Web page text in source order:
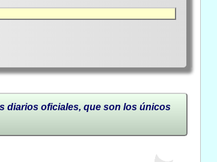
diarios oficiales, que son los únicos